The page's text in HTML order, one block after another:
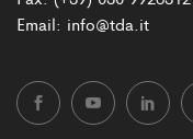
Email: info@tda.it